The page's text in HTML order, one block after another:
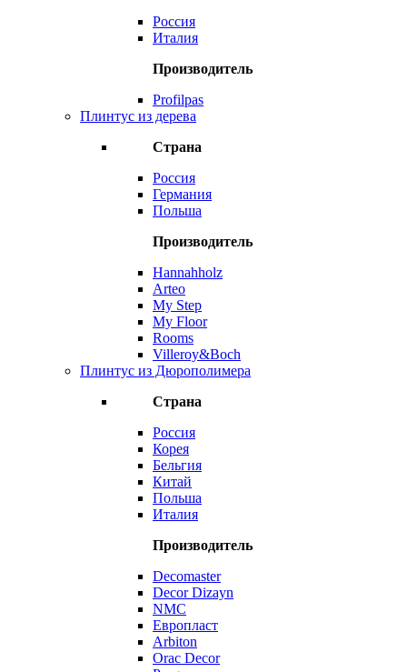
Россия
Италия
Производитель
Profilpas
Плинтус из дерева
Страна
Россия
Германия
Польша
Производитель
Hannahholz
Arteo
My Step
My Floor
Rooms
Villeroy&Boch
Плинтус из Дюрополимера
Страна
Россия
Корея
Бельгия
Китай
Польша
Италия
Производитель
Decomaster
Decor Dizayn
NMC
Европласт
Arbiton
Orac Decor